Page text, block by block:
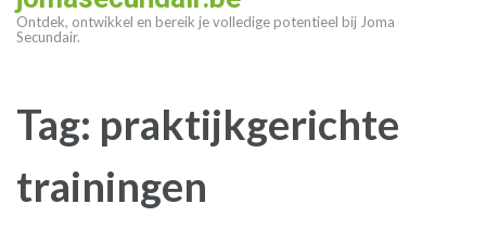
Ontdek, ontwikkel en bereik je volledige potentieel bij Joma
Secundair.
Tag: praktijkgerichte
trainingen